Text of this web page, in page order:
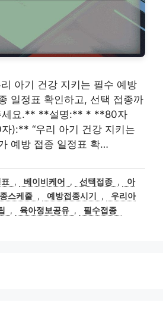
아기 건강 지키는 필수 예방
일정표 확인하고, 선택 접종까
세요.** **설명:** * **80자
):** “우리 아기 건강 지키는
예방 접종 일정표 확…
, 베이비케어 , 선택접종 ,
아
스케줄 , 예방접종시기 ,
우리아
, 육아정보공유 , 필수접종